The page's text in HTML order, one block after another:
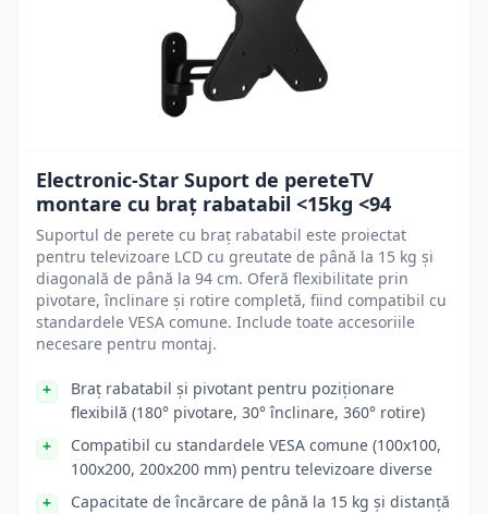
Electronic-Star Suport de pereteTV
montare cu braț rabatabil <15kg <94
Suportul de perete cu braț rabatabil este proiectat
pentru televizoare LCD cu greutate de până la 15 kg și
diagonală de până la 94 cm. Oferă flexibilitate prin
pivotare, înclinare și rotire completă, fiind compatibil cu
standardele VESA comune. Include toate accesoriile
necesare pentru montaj.
Braț rabatabil și pivotant pentru poziționare
flexibilă (180° pivotare, 30° înclinare, 360° rotire)
Compatibil cu standardele VESA comune (100x100,
100x200, 200x200 mm) pentru televizoare diverse
Capacitate de încărcare de până la 15 kg și distanță